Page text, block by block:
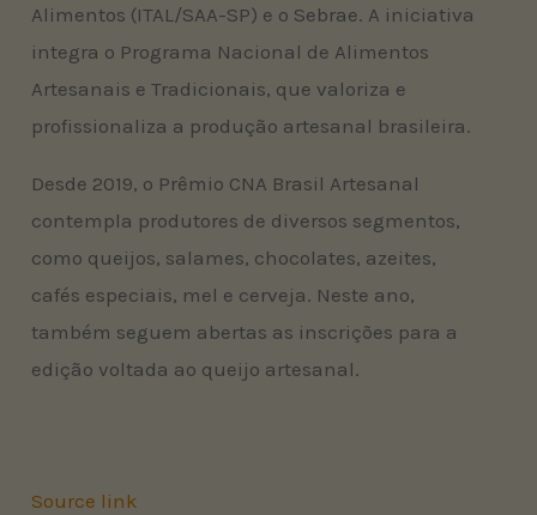
Alimentos (ITAL/SAA-SP) e o Sebrae. A iniciativa
integra o Programa Nacional de Alimentos
Artesanais e Tradicionais, que valoriza e
profissionaliza a produção artesanal brasileira.
Desde 2019, o Prêmio CNA Brasil Artesanal
contempla produtores de diversos segmentos,
como queijos, salames, chocolates, azeites,
cafés especiais, mel e cerveja. Neste ano,
também seguem abertas as inscrições para a
edição voltada ao queijo artesanal.
Source link